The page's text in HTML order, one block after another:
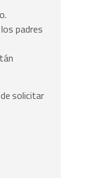
padres
solicitar